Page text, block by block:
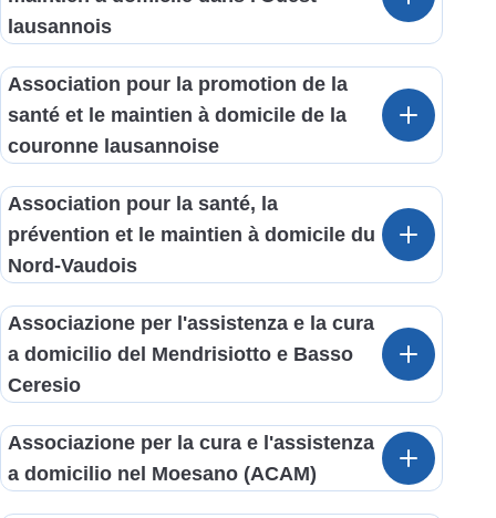
lausannois
Association pour la promotion de la
santé et le maintien à domicile de la
couronne lausannoise
Association pour la santé, la
prévention et le maintien à domicile du
Nord-Vaudois
Associazione per l'assistenza e la cura
a domicilio del Mendrisiotto e Basso
Ceresio
Associazione per la cura e l'assistenza
a domicilio nel Moesano (ACAM)